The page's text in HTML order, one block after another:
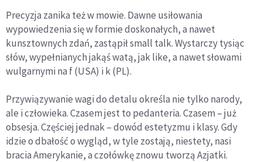
Precyzja zanika też w mowie. Dawne usiłowania
wypowiedzenia się w formie doskonałych, a nawet
kunsztownych zdań, zastąpił small talk. Wystarczy tysiąc
słów, wypełnianych jakąś watą, jak like, a nawet słowami
wulgarnymi na f (USA) i k (PL).
Przywiązywanie wagi do detalu określa nie tylko narody,
ale i człowieka. Czasem jest to pedanteria. Czasem – już
obsesja. Częściej jednak – dowód estetyzmu i klasy. Gdy
idzie o dbałość o wygląd, w tyle zostają, niestety, nasi
bracia Amerykanie, a czołówkę znowu tworzą Azjatki.